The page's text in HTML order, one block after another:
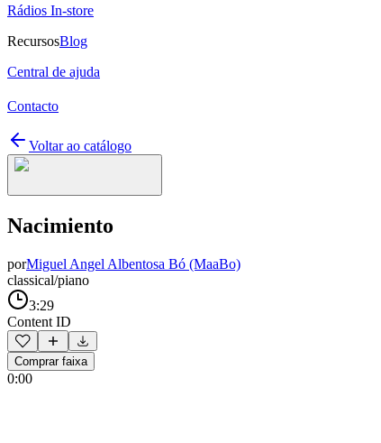
Rádios In-store
RecursosBlog
Central de ajuda
Contacto
Voltar ao catálogo
Nacimiento
porMiguel Angel Albentosa Bó (MaaBo)
classical/piano
3:29
Content ID
Comprar faixa
0:00